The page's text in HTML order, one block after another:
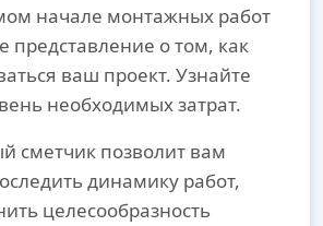
начале монтажных работ
представление о том, как
ваш проект. Узнайте
необходимых затрат.
сметчик позволит вам
динамику работ,
целесообразность